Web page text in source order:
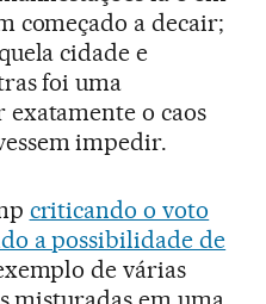
começado a decair;
cidade e
foi uma
exatamente o caos
impedir.
criticando o voto
a possibilidade de
de várias